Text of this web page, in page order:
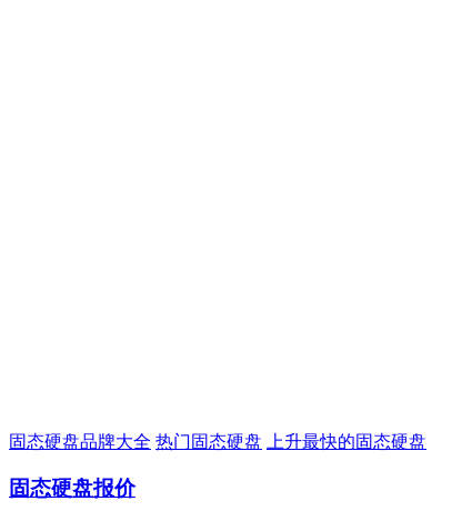
固态硬盘品牌大全 热门固态硬盘 上升最快的固态硬盘
固态硬盘报价